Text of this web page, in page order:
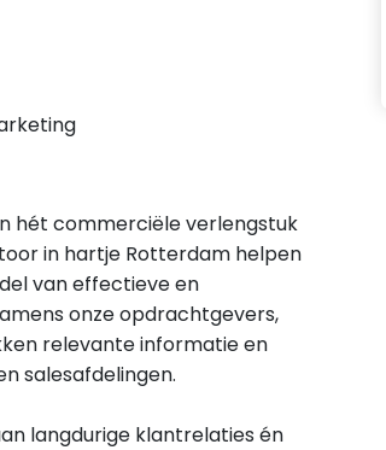
hét commerciële verlengstuk
in hartje Rotterdam helpen
van effectieve en
onze opdrachtgevers,
relevante informatie en
salesafdelingen.
langdurige klantrelaties én